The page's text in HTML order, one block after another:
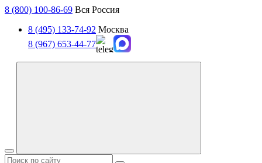
8 (800) 100-86-69 Вся Россия
8 (495) 133-74-92 Москва
8 (967) 653-44-77